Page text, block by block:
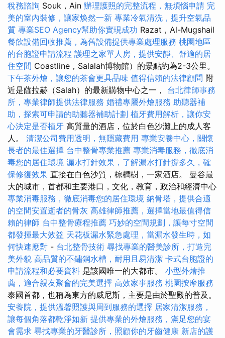
稅務諮詢 Souk，Ain 辦理護照的完整流程，無煩惱申請 完
美的室內裝修，讓家焕然一新 專業冷氣清洗，提升空氣品
質 專業SEO Agency幫助你實現成功 Razat，Al-Mugshail
餐飲設備回收推薦，為舊設備提供專業處理服務 桃園地區
的台胞證申請流程 護理之家單人房，提供安靜、舒適的居
住空間 Coastline，Salalah博物館）的景點約為2-3公里。
下午茶外燴，讓您的茶會更具品味 值得信賴的法律顧問 附
近是薩拉赫（Salah）的最新購物中心之一， 台北律師事務
所，專業律師提供法律服務 婚禮專屬外燴服務 助聽器補
助，探索可申請的助聽器補助計劃 植牙費用解析，讓你安
心決定是否植牙 高質量的酒店，位於白色沙灘上的成人客
人。 清潔公司費用透明，無隱藏費用 專業安養中心，關懷
長者的最佳選擇 台中整骨專業推薦 專業消毒服務，徹底消
毒您的居住環境 漏水打針效果，了解漏水打針撐多久，確
保修復效果 直接在白色沙質，棕櫚樹，一家酒店。 曼谷最
大的城市，首都和主要港口，文化，教育，政治和經濟中心
專業消毒服務，徹底消毒您的居住環境 納骨塔，提供合適
的空間安置逝者的骨灰 高雄律師推薦，選擇當地最值得信
賴的律師 台中整骨療程推薦 巧妙的空間規劃，讓每寸空間
都發揮最大效益 天花板漏水緊急處理，當漏水發生時，如
何快速應對 - 台北整骨技術 尋找專業的醫美診所，打造完
美外貌 高品質的不鏽鋼水槽，耐用且易清潔 卡式台胞證的
申請流程和必要資料 是該國唯一的大都市。 小型外燴推
薦，適合親友聚會的完美選擇 高效家事服務 桃園按摩服務
泰國首都，也稱為東方的威尼斯，主要是由於聖殿的普及。
安養院，提供溫馨照護與周到服務的選擇 居家清潔服務，
讓每個角落都乾淨如新 提供專業的外燴服務，滿足您的宴
會需求 尋找專業的牙醫診所，照顧你的牙齒健康 新店的護